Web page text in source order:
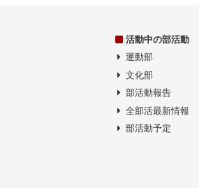
活動中の部活動
運動部
文化部
部活動報告
全部活最新情報
部活動予定